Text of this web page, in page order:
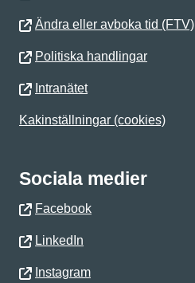
Ändra eller avboka tid (FTV)
Politiska handlingar
Intranätet
Kakinställningar (cookies)
Sociala medier
Facebook
LinkedIn
Instagram